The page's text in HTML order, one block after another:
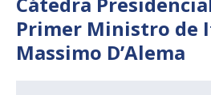
Primer Ministro de
Massimo D’Alema